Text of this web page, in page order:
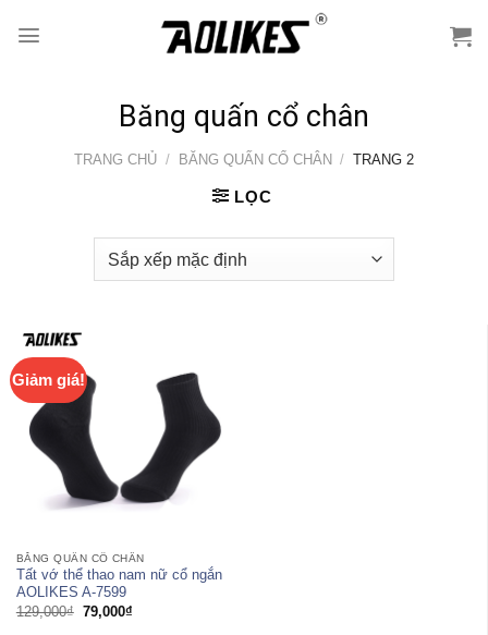
Băng quấn cổ chân
TRANG CHỦ / BĂNG QUẤN CỔ CHÂN / TRANG 2
LỌC
Giảm giá!
BĂNG QUẤN CỔ CHÂN
Tất vớ thể thao nam nữ cổ ngắn
AOLIKES A-7599
129,000₫ Giá
gốc
79,000₫Giá